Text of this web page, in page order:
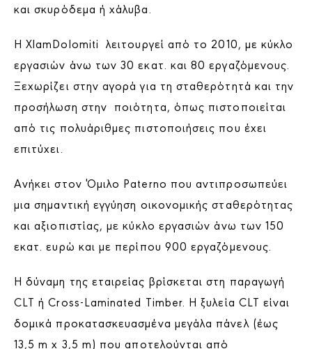
και σκυρόδεμα ή χάλυβα.
Η XlamDolomiti λειτουργεί από το 2010, με κύκλο
εργασιών άνω των 30 εκατ. και 80 εργαζόμενους.
Ξεχωρίζει στην αγορά για τη σταθερότητά και την
προσήλωση στην ποιότητα, όπως πιστοποιείται
από τις πολυάριθμες πιστοποιήσεις που έχει
επιτύχει.
Ανήκει στον Όμιλο Paterno που αντιπροσωπεύει
μια σημαντική εγγύηση οικονομικής σταθερότητας
και αξιοπιστίας, με κύκλο εργασιών άνω των 150
εκατ. ευρώ και με περίπου 900 εργαζόμενους.
Η δύναμη της εταιρείας βρίσκεται στη παραγωγή
CLT ή Cross-Laminated Timber. Η ξυλεία CLT είναι
δομικά προκατασκευασμένα μεγάλα πάνελ (έως
13,5 m x 3,5 m) που αποτελούνται από